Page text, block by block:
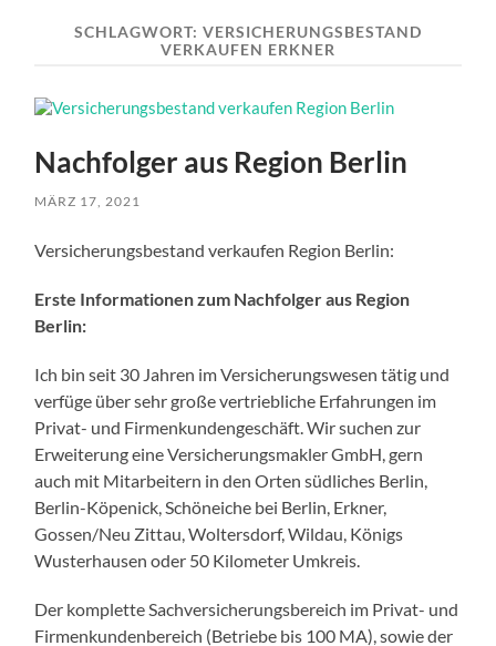
SCHLAGWORT: VERSICHERUNGSBESTAND
VERKAUFEN ERKNER
Nachfolger aus Region Berlin
MÄRZ 17, 2021
Versicherungsbestand verkaufen Region Berlin:
Erste Informationen zum Nachfolger aus Region
Berlin:
Ich bin seit 30 Jahren im Versicherungswesen tätig und
verfüge über sehr große vertriebliche Erfahrungen im
Privat- und Firmenkundengeschäft. Wir suchen zur
Erweiterung eine Versicherungsmakler GmbH, gern
auch mit Mitarbeitern in den Orten südliches Berlin,
Berlin-Köpenick, Schöneiche bei Berlin, Erkner,
Gossen/Neu Zittau, Woltersdorf, Wildau, Königs
Wusterhausen oder 50 Kilometer Umkreis.
Der komplette Sachversicherungsbereich im Privat- und
Firmenkundenbereich (Betriebe bis 100 MA), sowie der